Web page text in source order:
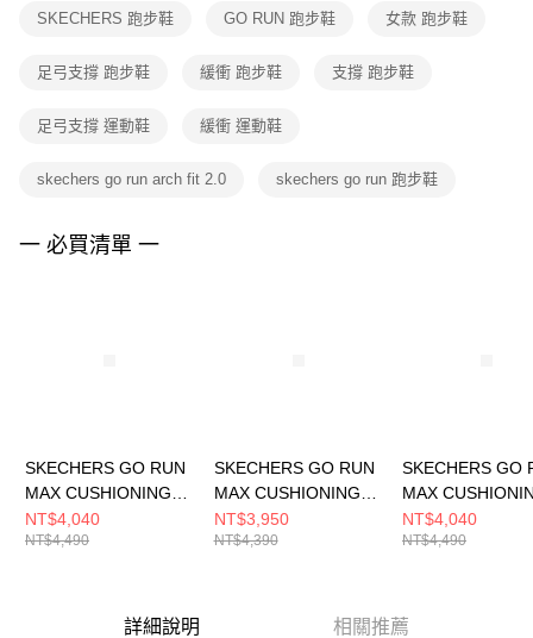
客戶支援中心」 https://netprotections.freshdesk.com/support/home
１．透過由恩沛科技股份有限公司提供之「AFTEE先享後付」服務完成之交
權轉讓予恩沛科技股份有限公司。
３．未成年的使用者請事先徵得法定代理人或監護人之同意方可使用
４．使用「AFTEE先享後付」時，將依據個別帳號之用戶狀況，依本公司即
SKECHERS 跑步鞋 GO RUN 跑步鞋 女款 跑步鞋
足弓支撐 跑步鞋 緩衝 跑步鞋 支撐 跑步鞋
足弓支撐 運動鞋 緩衝 運動鞋
skechers go run arch fit 2.0 skechers go run 跑步鞋
一 必買清單 一
SKECHERS GO RUN
MAX CUSHIONING
ARCH FIT 2.0 男 跑步
鞋 220584WGY
NT$4,040
NT$4,490
SKECHERS GO RUN
MAX CUSHIONING
ARCH FIT 2.0 女 跑步
鞋 128947WPLUM
NT$3,950
NT$4,390
SKECHERS GO
MAX
ARCH FIT 2.0
鞋 220584BLK
NT$4,040
NT$4,490
詳細說明 相關推薦